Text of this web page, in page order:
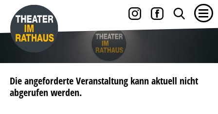
Die angeforderte Veranstaltung kann aktuell nicht
abgerufen werden.